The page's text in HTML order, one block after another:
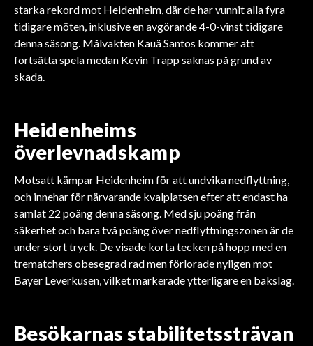
starka rekord mot Heidenheim, där de har vunnit alla fyra
tidigare möten, inklusive en avgörande 4-0-vinst tidigare
denna säsong. Målvakten Kauã Santos kommer att
fortsätta spela medan Kevin Trapp saknas på grund av
skada.
Heidenheims
överlevnadskamp
Motsatt kämpar Heidenheim för att undvika nedflyttning,
och innehar för närvarande kvalplatsen efter att endast ha
samlat 22 poäng denna säsong. Med sju poäng från
säkerhet och bara två poäng över nedflyttningszonen är de
under stort tryck. De visade korta tecken på hopp med en
trematchers obesegrad rad men förlorade nyligen mot
Bayer Leverkusen, vilket markerade ytterligare en bakslag.
Besökarnas stabilitetssträvan